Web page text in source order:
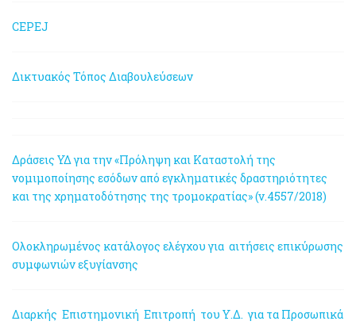
CEPEJ
Δικτυακός Τόπος Διαβουλεύσεων
Δράσεις ΥΔ για την «Πρόληψη και Καταστολή της
νομιμοποίησης εσόδων από εγκληματικές δραστηριότητες
και της χρηματοδότησης της τρομοκρατίας» (ν.4557/2018)
Ολοκληρωμένος κατάλογος ελέγχου για αιτήσεις επικύρωσης
συμφωνιών εξυγίανσης
Διαρκής Επιστημονική Επιτροπή του Υ.Δ. για τα Προσωπικά